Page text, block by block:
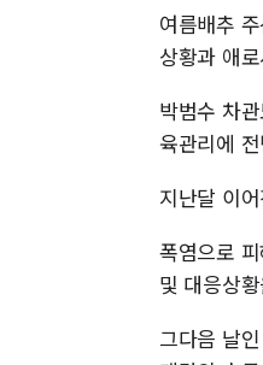
여름배추
상황과 애
박범수 차
육관리에
지난달 이
폭염으로
및 대응상
그다음 날